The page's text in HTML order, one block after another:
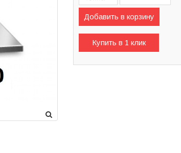
Добавить в корзину
Купить в 1 клик